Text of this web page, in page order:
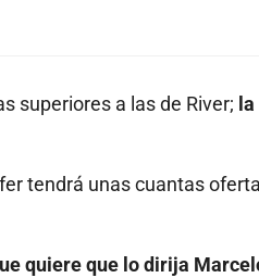
superiores a las de River; la
tendrá unas cuantas
quiere que lo dirija